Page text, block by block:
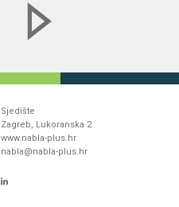
Sjedište
Zagreb, Lukoranska 2
www.nabla-plus.hr
nabla@nabla-plus.hr